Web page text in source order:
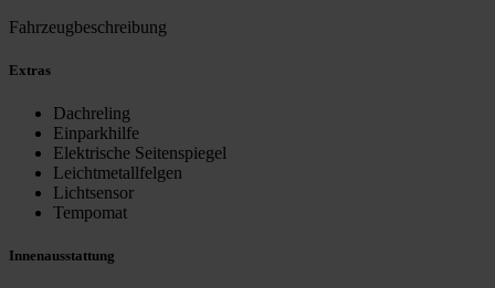
Fahrzeugbeschreibung
Extras
Dachreling
Einparkhilfe
Elektrische Seitenspiegel
Leichtmetallfelgen
Lichtsensor
Tempomat
Innenausstattung